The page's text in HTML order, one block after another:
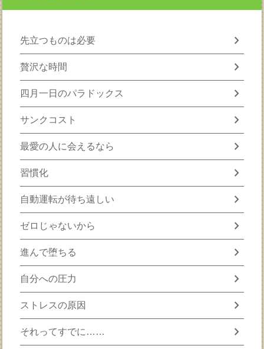
先立つものは必要 chevron_right
贅沢な時間 chevron_right
四月一日のパラドックス chevron_right
サンクコスト chevron_right
最愛の人に会えるなら chevron_right
習慣化 chevron_right
自動運転が待ち遠しい chevron_right
ゼロじゃないから chevron_right
進んで堕ちる chevron_right
自分への圧力 chevron_right
ストレスの原因 chevron_right
それってすでに…… chevron_right